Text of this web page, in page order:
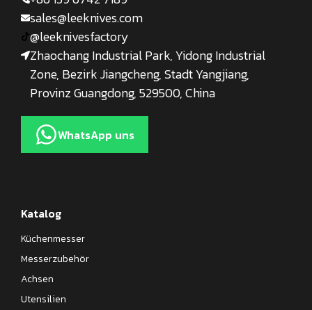
sales@leeknives.com
@leeknivesfactory
Zhaochang Industrial Park, Yidong Industrial
Zone, Bezirk Jiangcheng, Stadt Yangjiang,
Provinz Guangdong, 529500, China
WhatsApp uns
Katalog
Küchenmesser
Messerzubehör
Achsen
Utensilien